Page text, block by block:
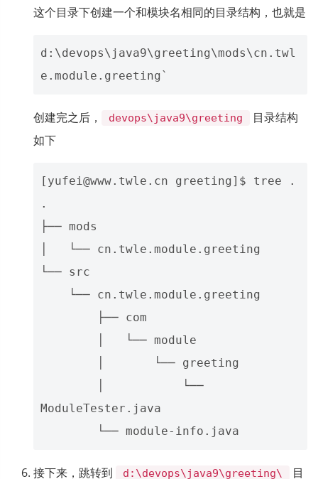
这个目录下创建一个和模块名相同的目录结构，也就是
d:\devops\java9\greeting\mods\cn.twl
创建完之后， devops\java9\greeting
目录结构
如下
[yufei@www.twle.cn greeting]$ tree .
.
├── mods
│   └── cn.twle.module.greeting
└── src
ModuleTester.java
接下来，跳转到 d:\devops\java9\greeting\ 目